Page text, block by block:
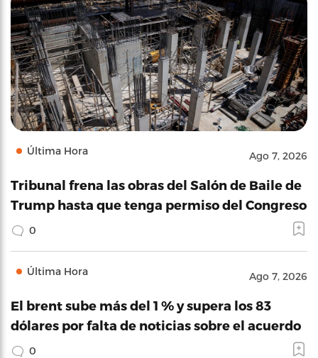
Última Hora Ago 7, 2026
Tribunal frena las obras del Salón de Baile de
Trump hasta que tenga permiso del Congreso
0
Última Hora Ago 7, 2026
El brent sube más del 1 % y supera los 83
dólares por falta de noticias sobre el acuerdo
0